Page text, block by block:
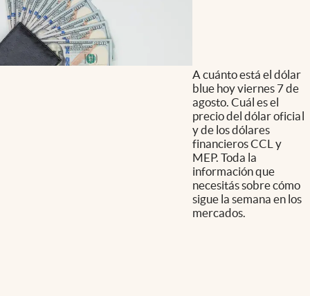
A cuánto está el dólar
blue hoy viernes 7 de
agosto. Cuál es el
precio del dólar oficial
y de los dólares
financieros CCL y
MEP. Toda la
información que
necesitás sobre cómo
sigue la semana en los
mercados.